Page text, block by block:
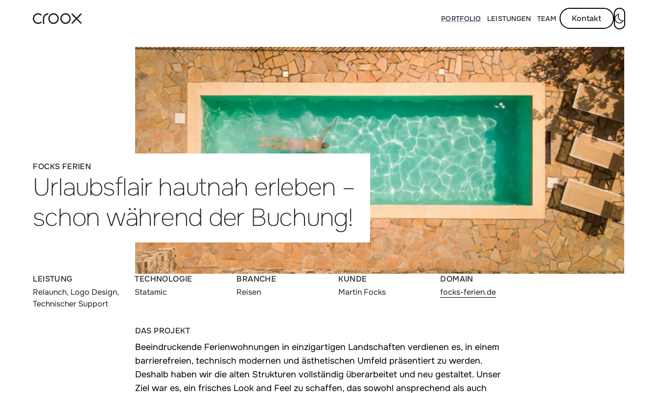
PORTFOLIO LEISTUNGEN TEAM Kontakt
FOCKS FERIEN
Urlaubsflair hautnah erleben –
schon während der Buchung!
LEISTUNG
Relaunch, Logo Design,
Technischer Support
TECHNOLOGIE:
Statamic
BRANCHE:
Reisen
KUNDE:
Martin Focks
DOMAIN
focks-ferien.de
DAS PROJEKT:
Beeindruckende Ferienwohnungen in einzigartigen Landschaften verdienen es, in einem
barrierefreien, technisch modernen und ästhetischen Umfeld präsentiert zu werden.
Deshalb haben wir die alten Strukturen vollständig überarbeitet und neu gestaltet. Unser
Ziel war es, ein frisches Look and Feel zu schaffen, das sowohl ansprechend als auch